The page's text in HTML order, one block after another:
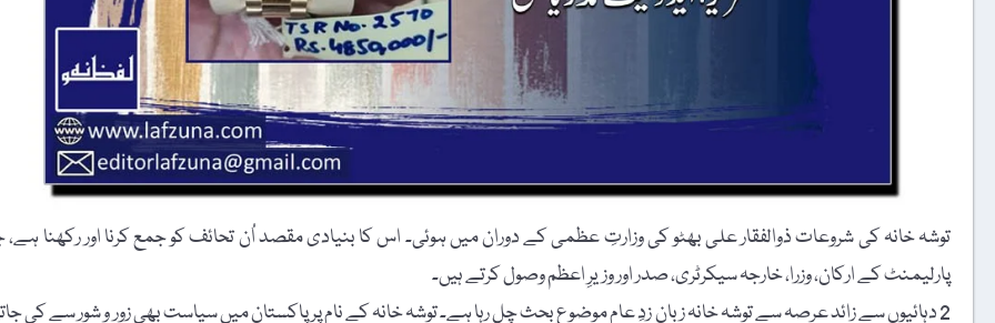
توشہ خانہ کی شروعات ذوالفقار علی بھٹو کی وزارتِ عظمی کے دوران میں ہوئی۔ اس کا بنیادی مقصد اُن تحائف کو جمع کرنا اور رکھنا ہے،
پارلیمنٹ کے ارکان، وزرا، خارجہ سیکرٹری، صدر اور وزیرِ اعظم وصول کرتے ہیں۔
2 دہائیوں سے زائد عرصہ سے توشہ خانہ زبان زدِ عام موضوعِ بحث چل رہا ہے۔ توشہ خانہ کے نام پر پاکستان میں سیاست بھی زور و شور سے کی